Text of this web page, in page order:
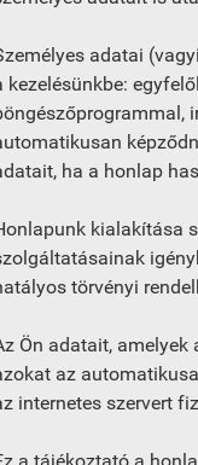
adatai
kezelésünkbe:
ha a honlap
kialakítása
törvényi
Ön adatait,
az
internetes szervert